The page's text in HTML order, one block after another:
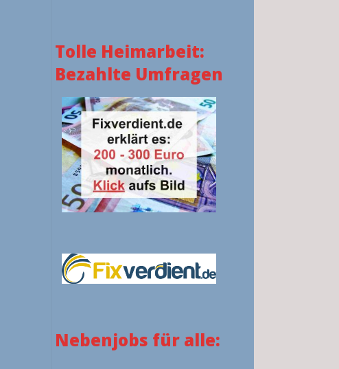
Tolle Heimarbeit:
Bezahlte Umfragen
Nebenjobs für alle: